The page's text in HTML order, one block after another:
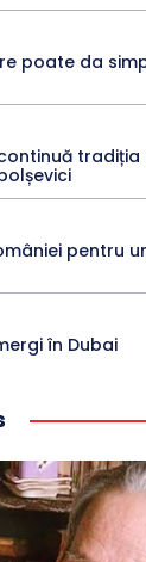
poate da
pentru
în Dubai